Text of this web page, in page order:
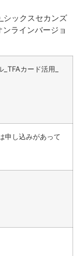
シックスセカンズ
ラインバージョ
カード活用_
申し込みがあって